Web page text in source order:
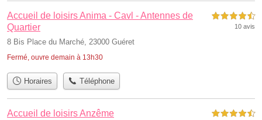
Accueil de loisirs Anima - Cavl - Antennes de
Quartier
8 Bis Place du Marché, 23000 Guéret
Fermé, ouvre demain à 13h30
4,5 étoiles sur 5
10 avis
Horaires Téléphone
Accueil de loisirs Anzême 4,5 étoiles sur 5